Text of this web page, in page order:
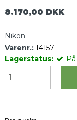
8.170,00 DKK
Nikon
Varenr.: 14157
Lagerstatus: